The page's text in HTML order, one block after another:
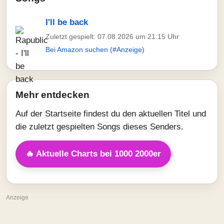
I'll be back
Zuletzt gespielt: 07.08.2026 um 21:15 Uhr
Bei Amazon suchen (#Anzeige)
Mehr entdecken
Auf der Startseite findest du den aktuellen Titel und
die zuletzt gespielten Songs dieses Senders.
🔥 Aktuelle Charts bei 1000 2000er
Anzeige